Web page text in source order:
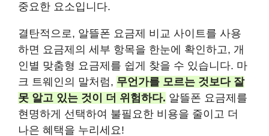
중요한 요소입니다.
결탄적으로, 알뜰폰 요금제 비교 사이트를 사용
하면 요금제의 세부 항목을 한눈에 확인하고, 개
인별 맞춤형 요금제를 쉽게 찾을 수 있습니다. 마
크 트웨인의 말처럼, 무언가를 모르는 것보다 잘
못 알고 있는 것이 더 위험하다. 알뜰폰 요금제를
현명하게 선택하여 불필요한 비용을 줄이고 더
나은 혜택을 누리세요!